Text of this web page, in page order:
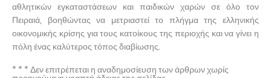
αθλητικών εγκαταστάσεων και παιδικών χαρών σε όλο τον
Πειραιά, βοηθώντας να μετριαστεί το πλήγμα της ελληνικής
οικονομικής κρίσης για τους κατοίκους της περιοχής και να γίνει η
πόλη ένας καλύτερος τόπος διαβίωσης.
* * * Δεν επιτρέπεται η αναδημοσίευση των άρθρων χωρίς